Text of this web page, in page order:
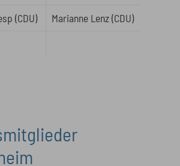
(CDU) Marianne Lenz (CDU)